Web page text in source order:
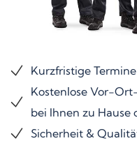
Kurzfristige Termine
Kostenlose Vor-
bei Ihnen zu
Sicherheit &